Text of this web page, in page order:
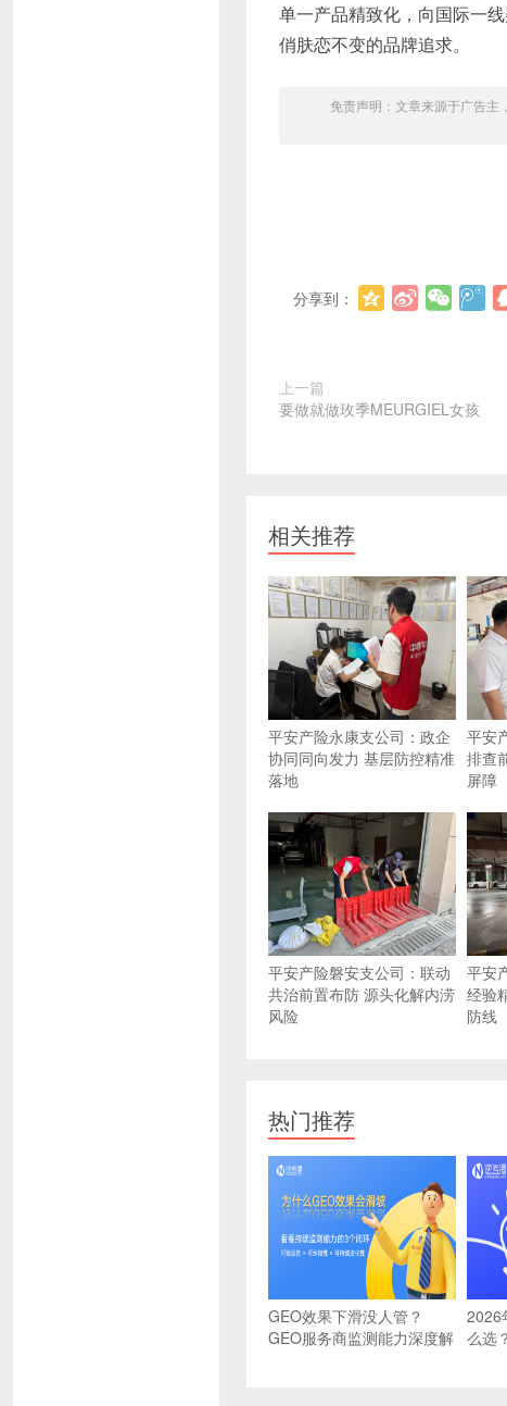
单一产品精致化，向国际一
俏肤恋不变的品牌追求。
免责声明：文章来源于广告主
分享到：
上一篇
要做就做玫季MEURGIEL女孩
相关推荐
平安产险永康支公司：政企
协同同向发力 基层防控精准
落地
平安
排查
屏障
平安产险磐安支公司：联动
共治前置布防 源头化解内涝
风险
平安
经验
防线
热门推荐
GEO效果下滑没人管？
GEO服务商监测能力深度解
2026
么选